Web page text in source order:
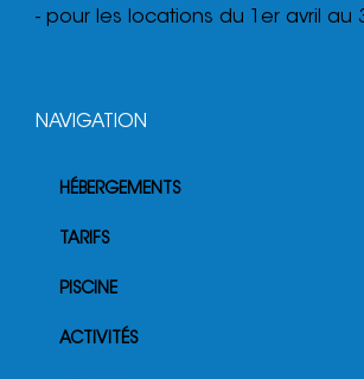
- pour les locations du 1er avril au
NAVIGATION
HÉBERGEMENTS
TARIFS
PISCINE
ACTIVITÉS